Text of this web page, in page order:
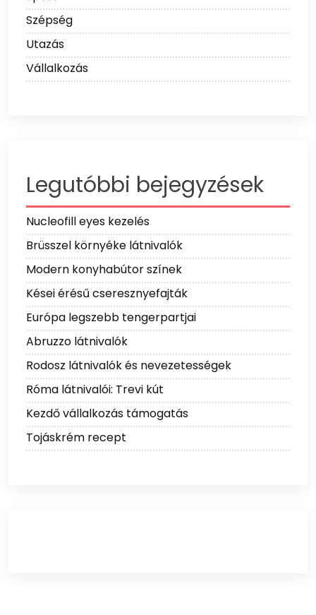
Szépség
Utazás
Vállalkozás
Legutóbbi bejegyzések
Nucleofill eyes kezelés
Brüsszel környéke látnivalók
Modern konyhabútor színek
Kései érésű cseresznyefajták
Európa legszebb tengerpartjai
Abruzzo látnivalók
Rodosz látnivalók és nevezetességek
Róma látnivalói: Trevi kút
Kezdő vállalkozás támogatás
Tojáskrém recept